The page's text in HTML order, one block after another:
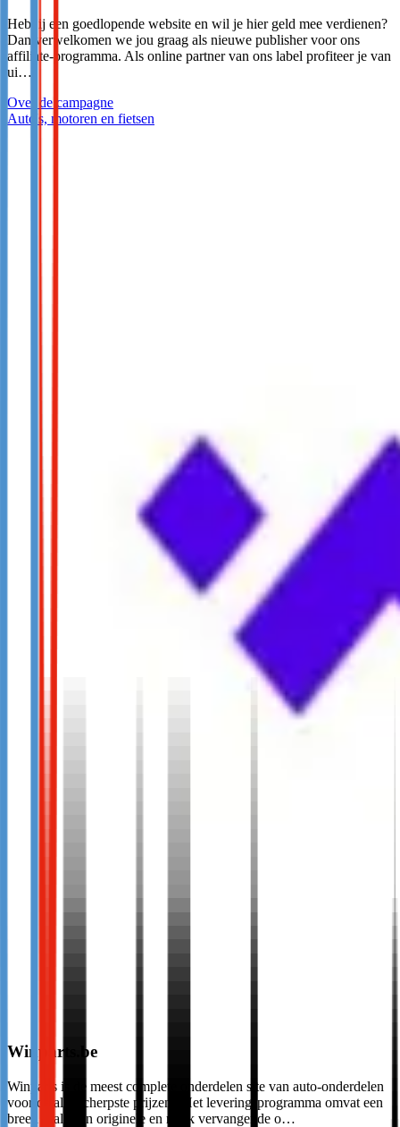
Heb jij een goedlopende website en wil je hier geld mee verdienen?
Dan verwelkomen we jou graag als nieuwe publisher voor ons
affiliate-programma. Als online partner van ons label profiteer je van
ui…
Over de campagne
Auto's, motoren en fietsen
Winparts.be
Winparts is de meest complete onderdelen site van auto-onderdelen
voor de allerscherpste prijzen . Het leveringsprogramma omvat een
breed scala aan originele en merk vervangende o…